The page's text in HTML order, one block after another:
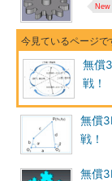
無償
戦！
無償
戦！
無償